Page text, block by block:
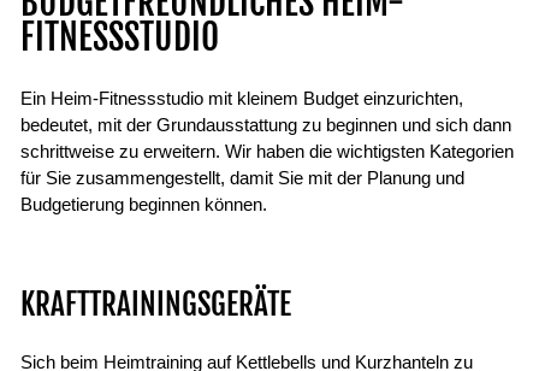
FITNESSSTUDIO
Ein Heim-Fitnessstudio mit kleinem Budget einzurichten,
bedeutet, mit der Grundausstattung zu beginnen und sich dann
schrittweise zu erweitern. Wir haben die wichtigsten Kategorien
für Sie zusammengestellt, damit Sie mit der Planung und
Budgetierung beginnen können.
KRAFTTRAININGSGERÄTE
Sich beim Heimtraining auf Kettlebells und Kurzhanteln zu